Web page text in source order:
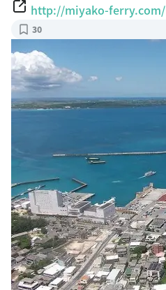
http://miyako-ferry.com/
30